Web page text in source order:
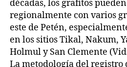
décadas, los grafitos
regionalmente con varios
este de Petén,
en los sitios Tikal, Nakum,
Holmul y San Clemente
La metodología del registro